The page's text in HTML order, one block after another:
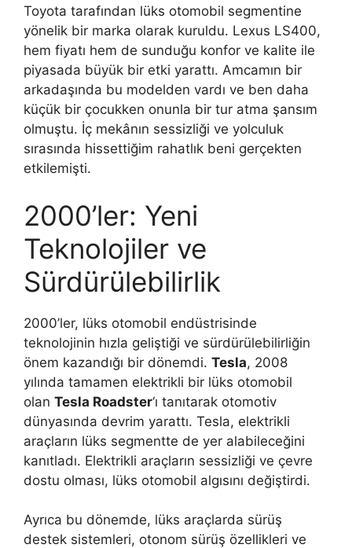
Toyota tarafından lüks otomobil segmentine
yönelik bir marka olarak kuruldu. Lexus LS400,
hem fiyatı hem de sunduğu konfor ve kalite ile
piyasada büyük bir etki yarattı. Amcamın bir
arkadaşında bu modelden vardı ve ben daha
küçük bir çocukken onunla bir tur atma şansım
olmuştu. İç mekânın sessizliği ve yolculuk
sırasında hissettiğim rahatlık beni gerçekten
etkilemişti.
2000’ler: Yeni
Teknolojiler ve
Sürdürülebilirlik
2000’ler, lüks otomobil endüstrisinde
teknolojinin hızla geliştiği ve sürdürülebilirliğin
önem kazandığı bir dönemdi. Tesla, 2008
yılında tamamen elektrikli bir lüks otomobil
olan Tesla Roadster‘ı tanıtarak otomotiv
dünyasında devrim yarattı. Tesla, elektrikli
araçların lüks segmentte de yer alabileceğini
kanıtladı. Elektrikli araçların sessizliği ve çevre
dostu olması, lüks otomobil algısını değiştirdi.
Ayrıca bu dönemde, lüks araçlarda sürüş
destek sistemleri, otonom sürüş özellikleri ve